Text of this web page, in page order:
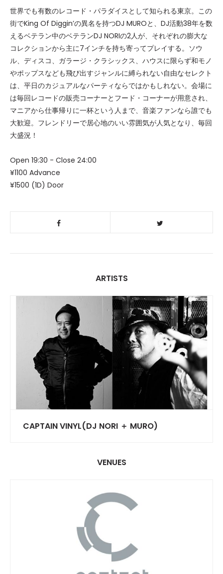
世界でも有数のレコード・パラダイスとして知られる東京。この
街でKing Of Diggin’の異名を持つDJ MUROと、DJ活動38年を数
えるベテラン中のベテランDJ NORIの2人が、それぞれの膨大な
コレクションから主に7インチを持ち寄ってプレイする。ソウ
ル、ディスコ、ガラージ・クラシックス、ハウスに限らず和モノ
やポップスなども飛び出すジャンルに縛られない自由なセレクト
は、平日のカジュアルなパーティならではかもしれない。会場に
は毎回レコードの販売コーナーとフード・コーナーが用意され、
マニアから仕事帰りに一杯という人まで、音楽ファンなら誰でも
大歓迎。フレンドリーで居心地のいい雰囲気が人気となり、毎回
大盛況！
Open 19:30 - Close 24:00
¥1100 Advance
¥1500 (1D) Door
ARTISTS
CAPTAIN VINYL(DJ NORI ＋ MURO)
VENUES